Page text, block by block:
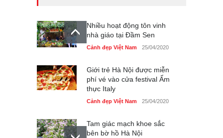
Nhiều hoạt động tôn vinh
nhà giáo tại Đầm Sen
Cảnh đẹp Việt Nam 25/04/2020
Giới trẻ Hà Nội được miễn
phí vé vào cửa festival Ẩm
thực Italy
Cảnh đẹp Việt Nam 25/04/2020
Tam giác mạch khoe sắc
bên bờ hồ Hà Nội